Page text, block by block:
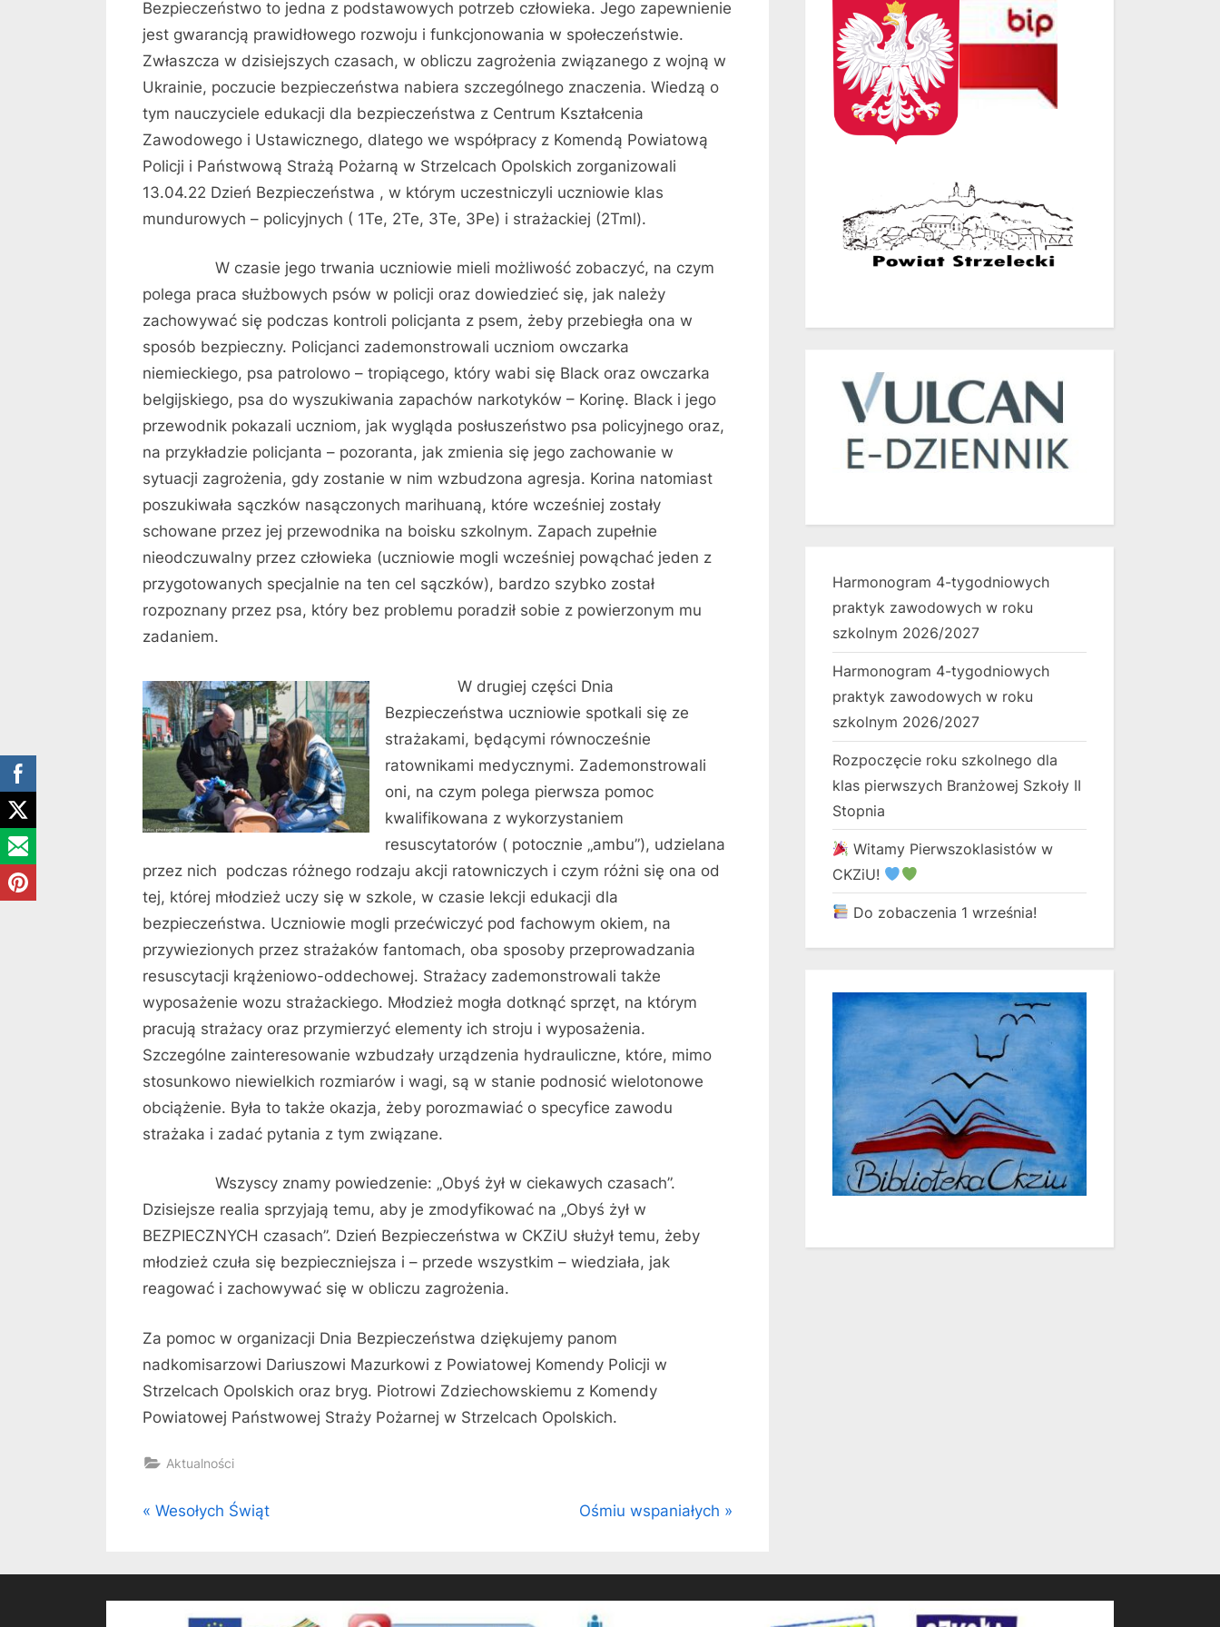
Bezpieczeństwo to jedna z podstawowych potrzeb człowieka. Jego zapewnienie
jest gwarancją prawidłowego rozwoju i funkcjonowania w społeczeństwie.
Zwłaszcza w dzisiejszych czasach, w obliczu zagrożenia związanego z wojną w
Ukrainie, poczucie bezpieczeństwa nabiera szczególnego znaczenia. Wiedzą o
tym nauczyciele edukacji dla bezpieczeństwa z Centrum Kształcenia
Zawodowego i Ustawicznego, dlatego we współpracy z Komendą Powiatową
Policji i Państwową Strażą Pożarną w Strzelcach Opolskich zorganizowali
13.04.22 Dzień Bezpieczeństwa , w którym uczestniczyli uczniowie klas
mundurowych – policyjnych ( 1Te, 2Te, 3Te, 3Pe) i strażackiej (2Tml).
W czasie jego trwania uczniowie mieli możliwość zobaczyć, na czym
polega praca służbowych psów w policji oraz dowiedzieć się, jak należy
zachowywać się podczas kontroli policjanta z psem, żeby przebiegła ona w
sposób bezpieczny. Policjanci zademonstrowali uczniom owczarka
niemieckiego, psa patrolowo – tropiącego, który wabi się Black oraz owczarka
belgijskiego, psa do wyszukiwania zapachów narkotyków – Korinę. Black i jego
przewodnik pokazali uczniom, jak wygląda posłuszeństwo psa policyjnego oraz,
na przykładzie policjanta – pozoranta, jak zmienia się jego zachowanie w
sytuacji zagrożenia, gdy zostanie w nim wzbudzona agresja. Korina natomiast
poszukiwała sączków nasączonych marihuaną, które wcześniej zostały
schowane przez jej przewodnika na boisku szkolnym. Zapach zupełnie
nieodczuwalny przez człowieka (uczniowie mogli wcześniej powąchać jeden z
przygotowanych specjalnie na ten cel sączków), bardzo szybko został
rozpoznany przez psa, który bez problemu poradził sobie z powierzonym mu
zadaniem.
W drugiej części Dnia
Bezpieczeństwa uczniowie spotkali się ze
strażakami, będącymi równocześnie
ratownikami medycznymi. Zademonstrowali
oni, na czym polega pierwsza pomoc
kwalifikowana z wykorzystaniem
resuscytatorów ( potocznie „ambu”), udzielana
przez nich podczas różnego rodzaju akcji ratowniczych i czym różni się ona od
tej, której młodzież uczy się w szkole, w czasie lekcji edukacji dla
bezpieczeństwa. Uczniowie mogli przećwiczyć pod fachowym okiem, na
przywiezionych przez strażaków fantomach, oba sposoby przeprowadzania
resuscytacji krążeniowo-oddechowej. Strażacy zademonstrowali także
wyposażenie wozu strażackiego. Młodzież mogła dotknąć sprzęt, na którym
pracują strażacy oraz przymierzyć elementy ich stroju i wyposażenia.
Szczególne zainteresowanie wzbudzały urządzenia hydrauliczne, które, mimo
stosunkowo niewielkich rozmiarów i wagi, są w stanie podnosić wielotonowe
obciążenie. Była to także okazja, żeby porozmawiać o specyfice zawodu
strażaka i zadać pytania z tym związane.
Wszyscy znamy powiedzenie: „Obyś żył w ciekawych czasach”.
Dzisiejsze realia sprzyjają temu, aby je zmodyfikować na „Obyś żył w
BEZPIECZNYCH czasach”. Dzień Bezpieczeństwa w CKZiU służył temu, żeby
młodzież czuła się bezpieczniejsza i – przede wszystkim – wiedziała, jak
reagować i zachowywać się w obliczu zagrożenia.
Za pomoc w organizacji Dnia Bezpieczeństwa dziękujemy panom
nadkomisarzowi Dariuszowi Mazurkowi z Powiatowej Komendy Policji w
Strzelcach Opolskich oraz bryg. Piotrowi Zdziechowskiemu z Komendy
Powiatowej Państwowej Straży Pożarnej w Strzelcach Opolskich.
Aktualności
Nawigacja
P
Wesołych Świąt
N
Ośmiu wspaniałych
Harmonogram 4-tygodniowych
praktyk zawodowych w roku
szkolnym 2026/2027
Harmonogram 4-tygodniowych
praktyk zawodowych w roku
szkolnym 2026/2027
Rozpoczęcie roku szkolnego dla
klas pierwszych Branżowej Szkoły II
Stopnia
Witamy Pierwszoklasistów w
CKZiU!
Do zobaczenia 1 września!